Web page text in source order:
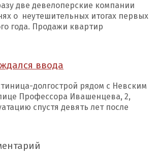
две девелоперские компании
о неутешительных итогах первых
года. Продажи квартир
ввода
долгострой рядом с Невским
Профессора Ивашенцева, 2,
спустя девять лет после